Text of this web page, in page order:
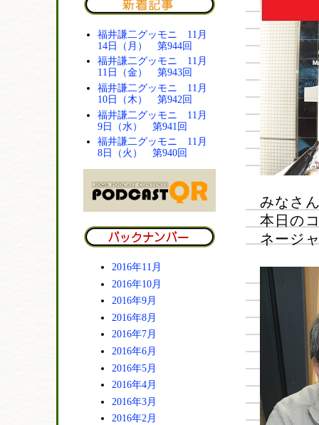
福井謙二グッモニ 11月
14日（月） 第944回
福井謙二グッモニ 11月
11日（金） 第943回
福井謙二グッモニ 11月
10日（木） 第942回
福井謙二グッモニ 11月
9日（水） 第941回
福井謙二グッモニ 11月
8日（火） 第940回
2016年11月
2016年10月
2016年9月
2016年8月
2016年7月
2016年6月
2016年5月
2016年4月
2016年3月
2016年2月
みなさ
本日の
ネージ